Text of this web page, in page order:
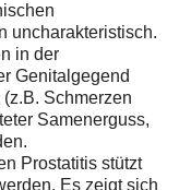
uncharakteristisch.
in der
Genitalgegend
Schmerzen
Samenerguss,
Prostatitis stützt
Es zeigt sich